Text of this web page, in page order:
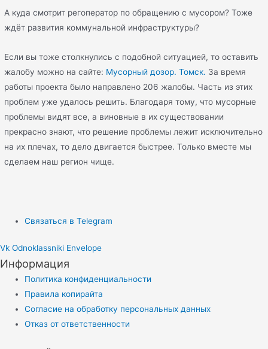
А куда смотрит регоператор по обращению с мусором? Тоже
ждёт развития коммунальной инфраструктуры?
Если вы тоже столкнулись с подобной ситуацией, то оставить
жалобу можно на сайте: Мусорный дозор. Томск. За время
работы проекта было направлено 206 жалобы. Часть из этих
проблем уже удалось решить. Благодаря тому, что мусорные
проблемы видят все, а виновные в их существовании
прекрасно знают, что решение проблемы лежит исключительно
на их плечах, то дело двигается быстрее. Только вместе мы
сделаем наш регион чище.
Связаться в Telegram
Vk Odnoklassniki Envelope
Информация
Политика конфиденциальности
Правила копирайта
Согласие на обработку персональных данных
Отказ от ответственности